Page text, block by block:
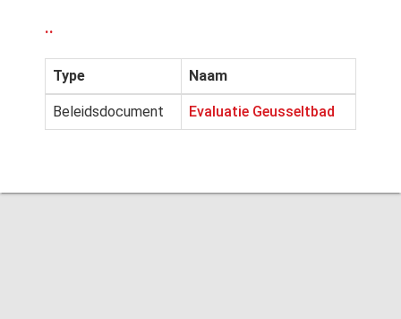
..
Type Naam
Beleidsdocument Evaluatie Geusseltbad